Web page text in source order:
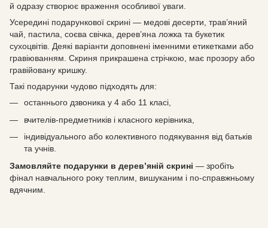
й одразу створює враження особливої уваги.
Усередині подарункової скрині — медові десерти, трав’яний
чай, пастила, соєва свічка, дерев’яна ложка та букетик
сухоцвітів. Деякі варіанти доповнені іменними етикетками або
гравіюванням. Скриня прикрашена стрічкою, має прозору або
гравійовану кришку.
Такі подарунки чудово підходять для:
останнього дзвоника у 4 або 11 класі,
вчителів-предметників і класного керівника,
індивідуального або колективного подякування від батьків
та учнів.
Замовляйте подарунки в дерев’яній скрині — зробіть
фінал навчального року теплим, вишуканим і по-справжньому
вдячним.